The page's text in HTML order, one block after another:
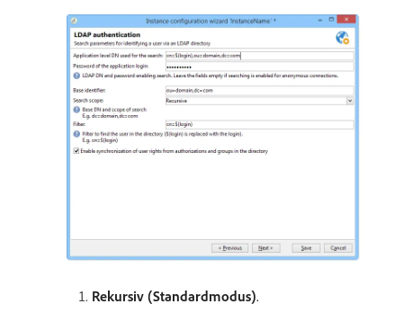
Rekursiv (Standardmodus).